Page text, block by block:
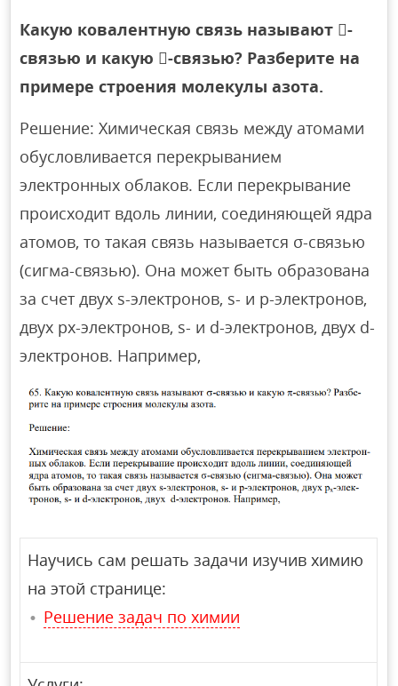
Какую ковалентную связь называют -
связью и какую -связью? Разберите на
примере строения молекулы азота.
Решение: Химическая связь между атомами
обусловливается перекрыванием
электронных облаков. Если перекрывание
происходит вдоль линии, соединяющей ядра
атомов, то такая связь называется σ-связью
(сигма-связью). Она может быть образована
за счет двух s-электронов, s- и p-электронов,
двух px-электронов, s- и d-электронов, двух d-
электронов. Например,
Научись сам решать задачи изучив химию
на этой странице:
Решение задач по химии